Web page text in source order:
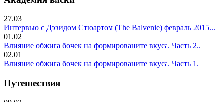
27.03
Интервью с Дэвидом Стюартом (The Balvenie) февраль 2015...
01.02
Влияние обжига бочек на формированите вкуса. Часть 2..
02.01
Влияние обжига бочек на формированите вкуса. Часть 1.
Путешествия